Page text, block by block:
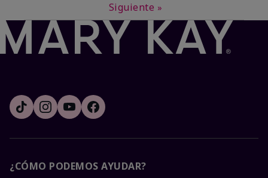
Siguiente »
¿CÓMO PODEMOS AYUDAR?